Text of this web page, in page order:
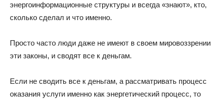
энергоинформационные структуры и всегда «знают», кто,
сколько сделал и что именно.
Просто часто люди даже не имеют в своем мировоззрении
эти законы, и сводят все к деньгам.
Если не сводить все к деньгам, а рассматривать процесс
оказания услуги именно как энергетический процесс, то